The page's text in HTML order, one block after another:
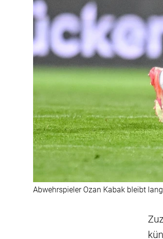
Abwehrspieler Ozan Kabak bleibt